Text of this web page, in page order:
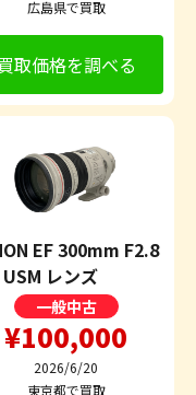
広島県で買取
取価格を調べる
EF 300mm F2.8
レンズ
一般中古
¥100,000
2026/6/20
東京都で買取